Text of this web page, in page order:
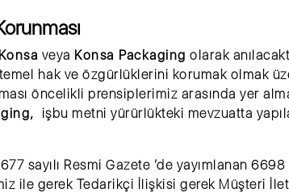
Konsa veya Konsa Packaging olarak
hak ve özgürlüklerini korumak olmak
öncelikli prensiplerimiz arasında yer
işbu metni yürürlükteki mevzuatta
sayılı Resmi Gazete ’de yayımlanan
ile gerek Tedarikçi İlişkisi gerek Müşteri